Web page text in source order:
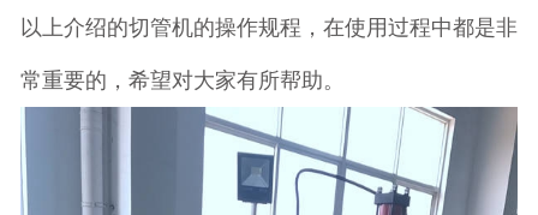
以上介绍的切管机的操作规程，在使用过程中都是非
常重要的，希望对大家有所帮助。